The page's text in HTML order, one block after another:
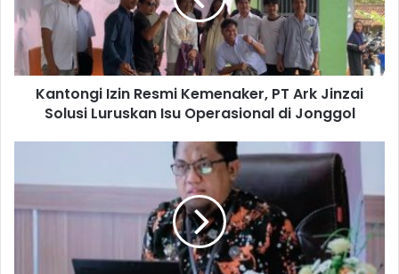
Kantongi Izin Resmi Kemenaker, PT Ark Jinzai
Solusi Luruskan Isu Operasional di Jonggol